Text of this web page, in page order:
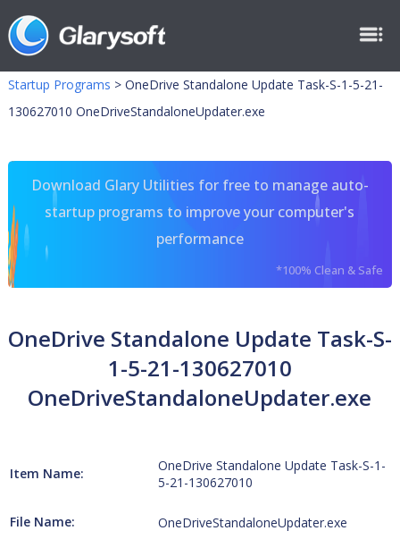
Startup Programs > OneDrive Standalone Update Task-S-1-5-21-
130627010 OneDriveStandaloneUpdater.exe
Download Glary Utilities for free to manage auto-
startup programs to improve your computer's
performance
*100% Clean & Safe
OneDrive Standalone Update Task-S-
1-5-21-130627010
OneDriveStandaloneUpdater.exe
Item Name:
OneDrive Standalone Update Task-S-1-
5-21-130627010
File Name: OneDriveStandaloneUpdater.exe